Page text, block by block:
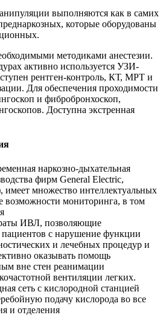
выполняются как в самих
которые оборудованы
методиками анестезии.
активно используется УЗИ-
рентген-контроль, КТ, МРТ и
Для обеспечения проходимости
и фибробронхоскоп,
Доступна экстренная
наркозно-дыхательная
фирм General Electric,
имеет множество интеллектуальных
мониторинга, в том
ИВЛ, позволяющие
пациентов с нарушение функции
и лечебных процедур и
оказывать помощь
вне стен реанимации
вентиляции легких.
сеть с кислородной станцией
подачу кислорода во все
и отделения